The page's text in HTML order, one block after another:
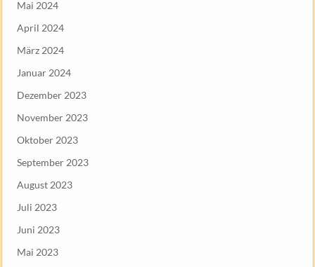
Mai 2024
April 2024
März 2024
Januar 2024
Dezember 2023
November 2023
Oktober 2023
September 2023
August 2023
Juli 2023
Juni 2023
Mai 2023